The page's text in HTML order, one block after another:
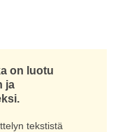
on luotu
ja
tekstistä